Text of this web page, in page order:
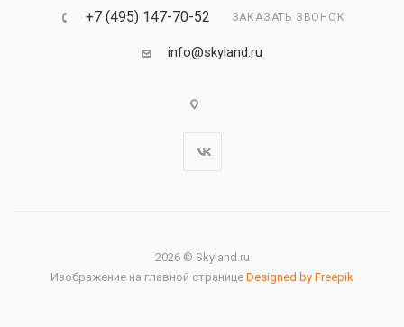
+7 (495) 147-70-52 ЗАКАЗАТЬ ЗВОНОК
info@skyland.ru
2026 © Skyland.ru
Изображение на главной странице Designed by Freepik